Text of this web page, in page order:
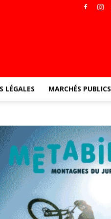
LÉGALES MARCHÉS PUBLICS